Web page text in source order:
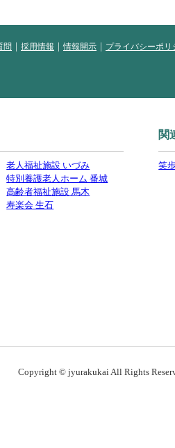
問 採用情報 情報開示 プライバシーポリ
老人福祉施設 いづみ
特別養護老人ホーム 番城
高齢者福祉施設 馬木
寿楽会 生石
関
笑
Copyright © jyurakukai All Rights